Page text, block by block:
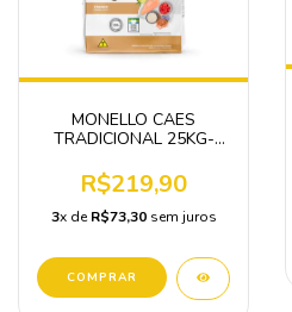
MONELLO CAES
TRADICIONAL 25KG-
VAPOR
R$219,90
3x deR$73,30sem juros